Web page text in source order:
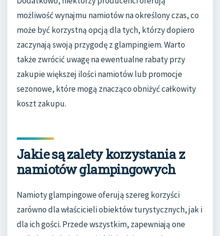
możliwość wynajmu namiotów na określony czas, co
może być korzystną opcją dla tych, którzy dopiero
zaczynają swoją przygodę z glampingiem. Warto
także zwrócić uwagę na ewentualne rabaty przy
zakupie większej ilości namiotów lub promocje
sezonowe, które mogą znacząco obniżyć całkowity
koszt zakupu.
Jakie są zalety korzystania z
namiotów glampingowych
Namioty glampingowe oferują szereg korzyści
zarówno dla właścicieli obiektów turystycznych, jak i
dla ich gości. Przede wszystkim, zapewniają one